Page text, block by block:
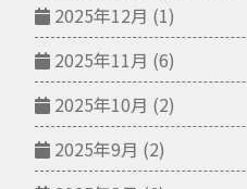
2025年12月 (1)
2025年11月 (6)
2025年10月 (2)
2025年9月 (2)